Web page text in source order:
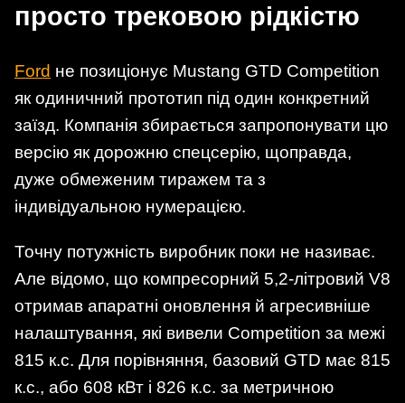
просто трековою рідкістю
Ford не позиціонує Mustang GTD Competition
як одиничний прототип під один конкретний
заїзд. Компанія збирається запропонувати цю
версію як дорожню спецсерію, щоправда,
дуже обмеженим тиражем та з
індивідуальною нумерацією.
Точну потужність виробник поки не називає.
Але відомо, що компресорний 5,2-літровий V8
отримав апаратні оновлення й агресивніше
налаштування, які вивели Competition за межі
815 к.с. Для порівняння, базовий GTD має 815
к.с., або 608 кВт і 826 к.с. за метричною